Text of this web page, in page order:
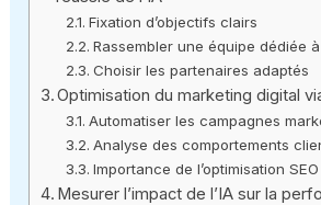
Fixation d’objectifs clairs
Rassembler une équipe dédiée à
Choisir les partenaires adaptés
Optimisation du marketing digital
Automatiser les campagnes
Analyse des comportements
Importance de l’optimisation SEO
Mesurer l’impact de l’IA sur la